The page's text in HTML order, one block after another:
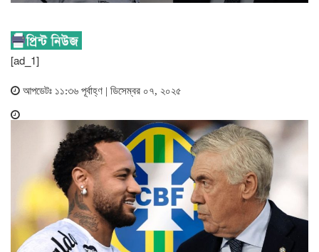
[ad_1]
আপডেটঃ ১১:৩৬ পূর্বাহ্ণ | ডিসেম্বর ০৭, ২০২৫